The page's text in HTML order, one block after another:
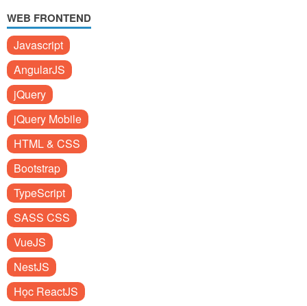
WEB FRONTEND
Javascript
AngularJS
jQuery
jQuery Mobile
HTML & CSS
Bootstrap
TypeScript
SASS CSS
VueJS
NestJS
Học ReactJS